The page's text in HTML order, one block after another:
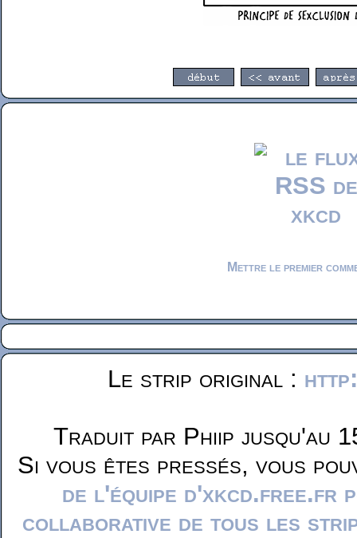
Mettre le premier
Le strip original :
Traduit par Phiip jusqu'au
Si vous êtes pressés, vous
de l'équipe d'xkcd.free.fr
collaborative de tous les